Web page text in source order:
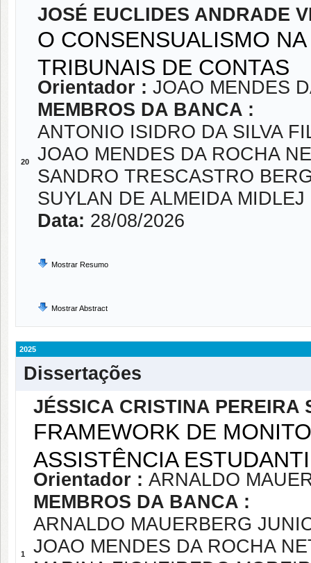
20
JOSÉ EUCLIDES ANDRADE
O CONSENSUALISMO
TRIBUNAIS DE CONTAS
Orientador : JOAO MENDES
MEMBROS DA BANCA :
ANTONIO ISIDRO DA SILVA
JOAO MENDES DA ROCHA
SANDRO TRESCASTRO
SUYLAN DE ALMEIDA MIDLEJ
Data: 28/08/2026
Mostrar Resumo
Mostrar Abstract
2025
Dissertações
1
JÉSSICA CRISTINA PEREIRA
FRAMEWORK DE
ASSISTÊNCIA
Orientador : ARNALDO
MEMBROS DA BANCA :
ARNALDO MAUERBERG
JOAO MENDES DA ROCHA